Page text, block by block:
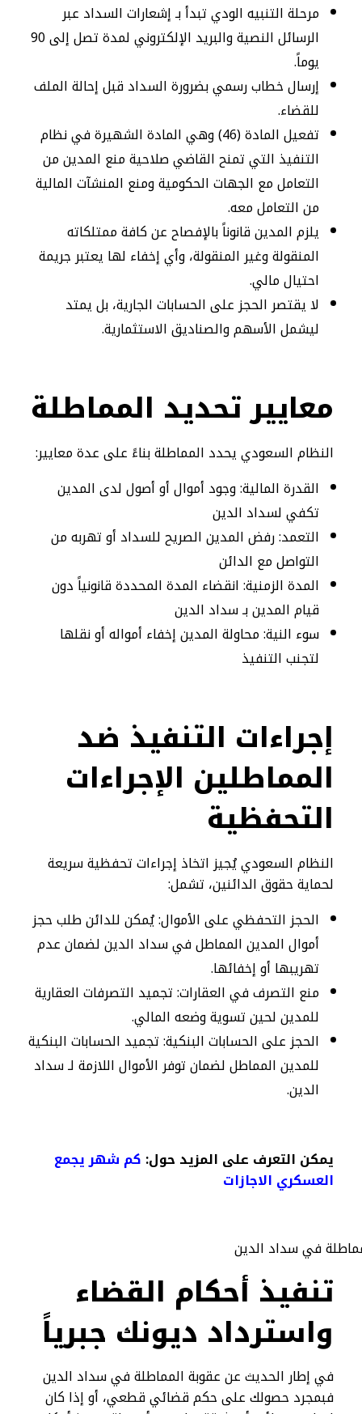
​مرحلة التنبيه الودي تبدأ بـ إشعارات السداد عبر
الرسائل النصية والبريد الإلكتروني لمدة تصل إلى 90
يوماً.
إرسال خطاب رسمي بضرورة السداد قبل إحالة الملف
للقضاء.
​تفعيل المادة (46) وهي المادة الشهيرة في نظام
التنفيذ التي تمنح القاضي صلاحية منع المدين من
التعامل مع الجهات الحكومية ومنع المنشآت المالية
من التعامل معه.
يلزم المدين قانوناً بالإفصاح عن كافة ممتلكاته
المنقولة وغير المنقولة، وأي إخفاء لها يعتبر جريمة
احتيال مالي.
لا يقتصر الحجز على الحسابات الجارية، بل يمتد
ليشمل الأسهم والصناديق الاستثمارية.
معايير تحديد المماطلة
النظام السعودي يحدد المماطلة بناءً على عدة معايير:
القدرة المالية: وجود أموال أو أصول لدى المدين
تكفي لسداد الدين
التعمد: رفض المدين الصريح للسداد أو تهربه من
التواصل مع الدائن
المدة الزمنية: انقضاء المدة المحددة قانونياً دون
قيام المدين بـ سداد الدين
سوء النية: محاولة المدين إخفاء أمواله أو نقلها
لتجنب التنفيذ
إجراءات التنفيذ ضد
المماطلين الإجراءات
التحفظية
النظام السعودي يُجيز اتخاذ إجراءات تحفظية سريعة
لحماية حقوق الدائنين، تشمل:
الحجز التحفظي على الأموال: يُمكن للدائن طلب حجز
أموال المدين المماطل في سداد الدين لضمان عدم
تهريبها أو إخفائها.
منع التصرف في العقارات: تجميد التصرفات العقارية
للمدين لحين تسوية وضعه المالي.
الحجز على الحسابات البنكية: تجميد الحسابات البنكية
للمدين المماطل لضمان توفر الأموال اللازمة لـ سداد
الدين.
يمكن التعرف على المزيد حول: كم شهر يجمع
العسكري الاجازات
تنفيذ أحكام القضاء
واسترداد ديونك جبرياً
في إطار الحديث عن عقوبة المماطلة في سداد الدين
فبمجرد حصولك على حكم قضائي قطعي، أو إذا كان